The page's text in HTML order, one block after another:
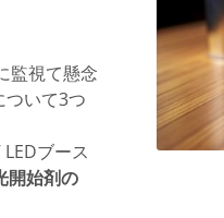
監視て懸念
いて3つ
LEDブース
開始剤の